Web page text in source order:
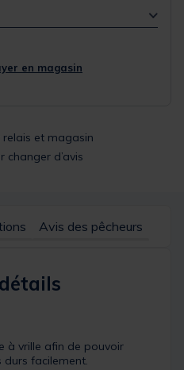
en magasin
et magasin
changer d’avis
Avis des pêcheurs
à vrille afin de pouvoir
durs facilement.